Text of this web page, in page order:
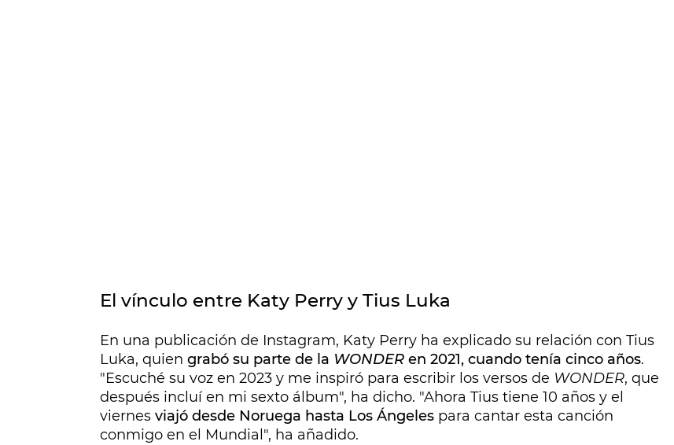
El vínculo entre Katy Perry y Tius Luka
En una publicación de Instagram, Katy Perry ha explicado su relación con Tius
Luka, quien grabó su parte de la WONDER en 2021, cuando tenía cinco años.
"Escuché su voz en 2023 y me inspiró para escribir los versos de WONDER, que
después incluí en mi sexto álbum", ha dicho. "Ahora Tius tiene 10 años y el
viernes viajó desde Noruega hasta Los Ángeles para cantar esta canción
conmigo en el Mundial", ha añadido.